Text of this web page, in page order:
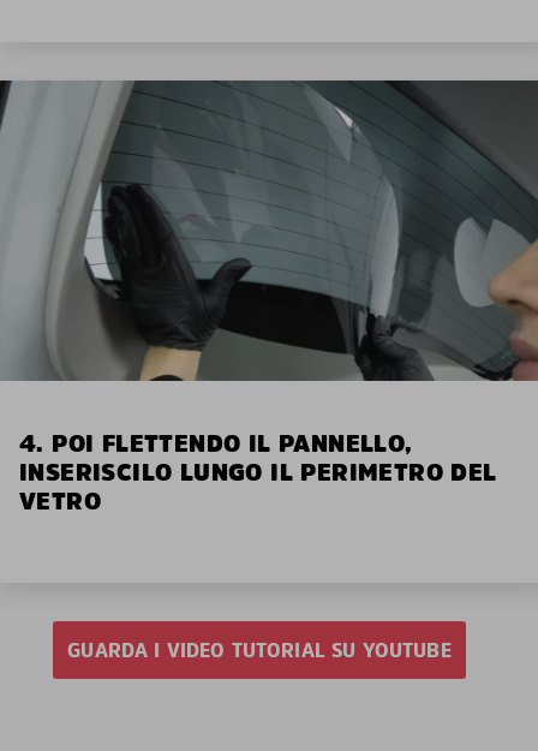
4. POI FLETTENDO IL PANNELLO,
INSERISCILO LUNGO IL PERIMETRO DEL
VETRO
GUARDA I VIDEO TUTORIAL SU YOUTUBE